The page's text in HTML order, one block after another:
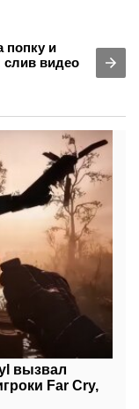
попку и
видео
вызвал
Far Cry,